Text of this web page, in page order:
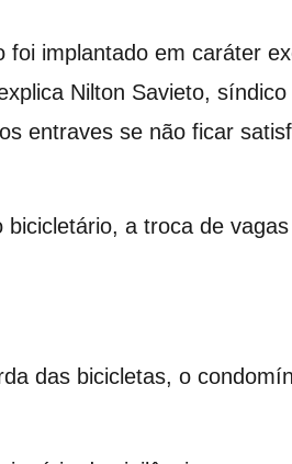
foi implantado em caráter
Nilton Savieto, síndico
entraves se não ficar
a troca de
das bicicletas, o